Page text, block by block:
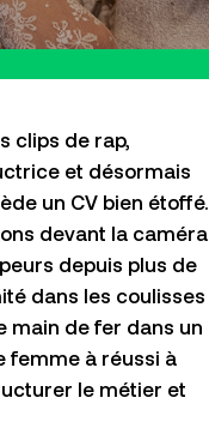
clips de rap,
et désormais
un CV bien étoffé.
devant la caméra
depuis plus de
dans les coulisses
main de fer dans un
femme à réussi à
le métier et